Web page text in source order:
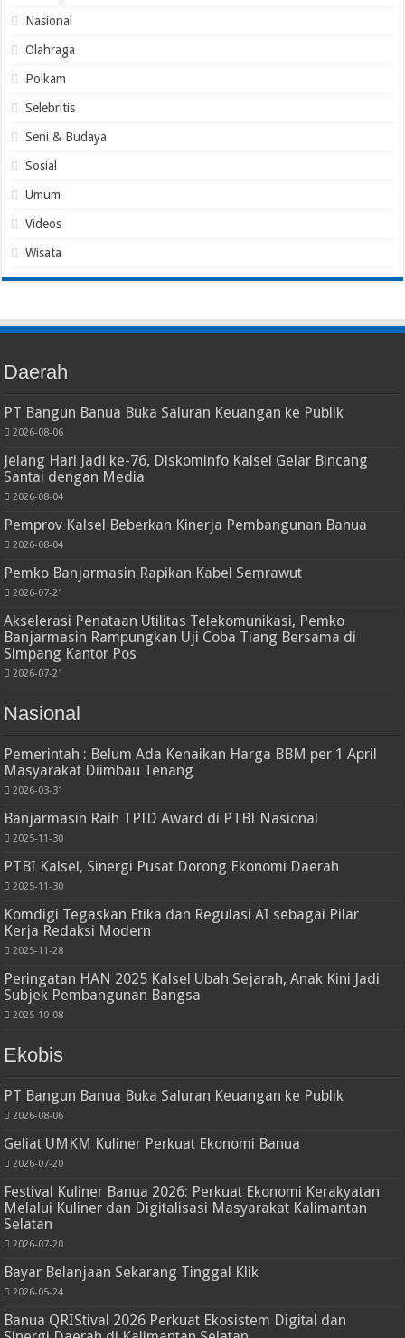
Nasional
Olahraga
Polkam
Selebritis
Seni & Budaya
Sosial
Umum
Videos
Wisata
Daerah
PT Bangun Banua Buka Saluran Keuangan ke Publik
2026-08-06
Jelang Hari Jadi ke-76, Diskominfo Kalsel Gelar Bincang
Santai dengan Media
2026-08-04
Pemprov Kalsel Beberkan Kinerja Pembangunan Banua
2026-08-04
Pemko Banjarmasin Rapikan Kabel Semrawut
2026-07-21
Akselerasi Penataan Utilitas Telekomunikasi, Pemko
Banjarmasin Rampungkan Uji Coba Tiang Bersama di
Simpang Kantor Pos
2026-07-21
Nasional
Pemerintah : Belum Ada Kenaikan Harga BBM per 1 April
Masyarakat Diimbau Tenang
2026-03-31
Banjarmasin Raih TPID Award di PTBI Nasional
2025-11-30
PTBI Kalsel, Sinergi Pusat Dorong Ekonomi Daerah
2025-11-30
Komdigi Tegaskan Etika dan Regulasi AI sebagai Pilar
Kerja Redaksi Modern
2025-11-28
Peringatan HAN 2025 Kalsel Ubah Sejarah, Anak Kini Jadi
Subjek Pembangunan Bangsa
2025-10-08
Ekobis
PT Bangun Banua Buka Saluran Keuangan ke Publik
2026-08-06
Geliat UMKM Kuliner Perkuat Ekonomi Banua
2026-07-20
Festival Kuliner Banua 2026: Perkuat Ekonomi Kerakyatan
Melalui Kuliner dan Digitalisasi Masyarakat Kalimantan
Selatan
2026-07-20
Bayar Belanjaan Sekarang Tinggal Klik
2026-05-24
Banua QRIStival 2026 Perkuat Ekosistem Digital dan